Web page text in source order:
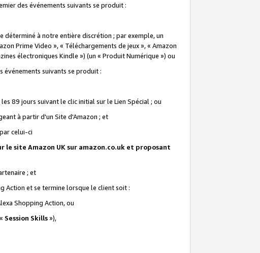
des événements suivants se produit :
à notre entière discrétion ; par exemple, un
Prime Video », « Téléchargements de jeux », « Amazon
électroniques Kindle ») (un « Produit Numérique ») ou
événements suivants se produit :
89 jours suivant le clic initial sur le Lien Spécial ; ou
à partir d'un Site d'Amazon ; et
celui-ci
site Amazon UK sur amazon.co.uk et proposant
; et
Action et se termine lorsque le client soit :
Shopping Action, ou
Session Skills»),